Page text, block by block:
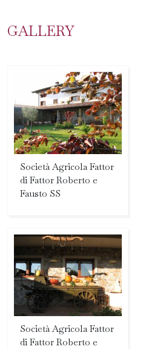
GALLERY
Società Agricola Fattor
di Fattor Roberto e
Fausto SS
Società Agricola Fattor
di Fattor Roberto e